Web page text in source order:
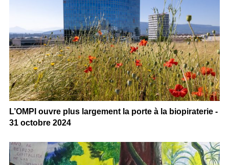
L’OMPI ouvre plus largement la porte à la biopiraterie -
31 octobre 2024